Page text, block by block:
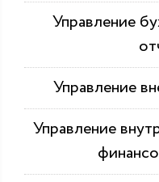
Управление
Управление
Управление